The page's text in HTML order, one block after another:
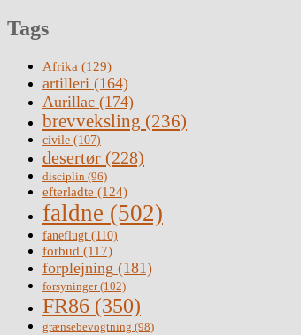
Tags
Afrika (129)
artilleri (164)
Aurillac (174)
brevveksling (236)
civile (107)
desertør (228)
disciplin (96)
efterladte (124)
faldne (502)
faneflugt (110)
forbud (117)
forplejning (181)
forsyninger(102)
FR86 (350)
grænsebevogtning (98)